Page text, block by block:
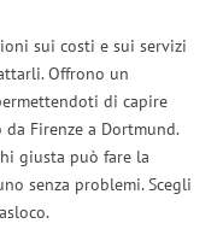
sui costi e sui servizi
Offrono un
di capire
Firenze a Dortmund.
giusta può fare la
senza problemi. Scegli